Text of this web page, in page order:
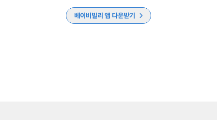
베이비빌리 앱 다운받기